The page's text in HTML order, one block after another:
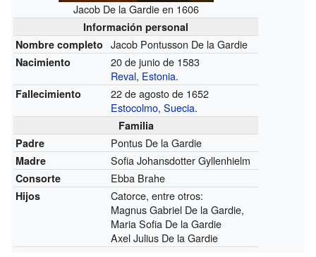
Jacob De la Gardie en 1606
Información personal
Nombre completo
Jacob Pontusson De la Gardie
Nacimiento
20 de junio de 1583
Reval, Estonia.
Fallecimiento
22 de agosto de 1652
Estocolmo,Suecia.
Familia
Padre
Pontus De la Gardie
Madre Sofia Johansdotter Gyllenhielm
Consorte Ebba Brahe
Hijos
Catorce, entre otros:
Magnus Gabriel De la Gardie,
Maria Sofia De la Gardie
Axel Julius De la Gardie